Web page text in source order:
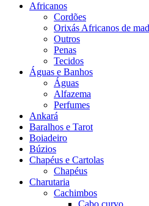
Africanos
Cordões
Orixás Africanos de
Outros
Penas
Tecidos
Águas e Banhos
Águas
Alfazema
Perfumes
Ankará
Baralhos e Tarot
Boiadeiro
Búzios
Chapéus e Cartolas
Chapéus
Charutaria
Cachimbos